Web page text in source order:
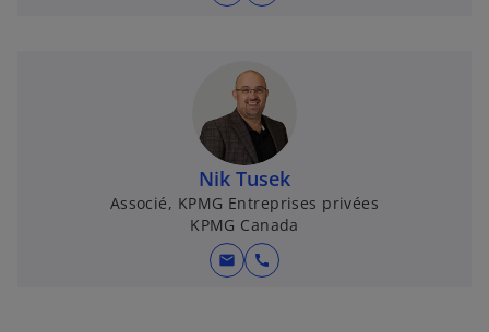
Nik Tusek
Associé, KPMG Entreprises privées
KPMG Canada
mail call